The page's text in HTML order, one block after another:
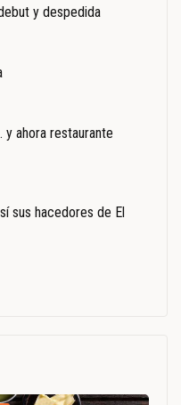
y despedida
y ahora restaurante
sus hacedores de El